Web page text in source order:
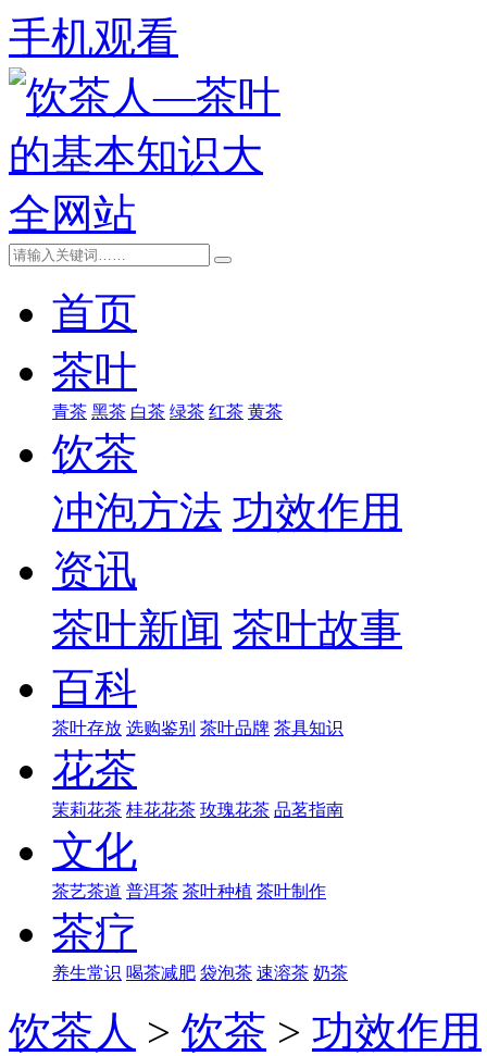
手机观看
首页
茶叶
青茶 黑茶 白茶 绿茶 红茶 黄茶
饮茶
冲泡方法 功效作用
资讯
茶叶新闻 茶叶故事
百科
茶叶存放 选购鉴别 茶叶品牌 茶具知识
花茶
茉莉花茶 桂花花茶 玫瑰花茶 品茗指南
文化
茶艺茶道 普洱茶 茶叶种植 茶叶制作
茶疗
养生常识 喝茶减肥 袋泡茶 速溶茶 奶茶
饮茶人 > 饮茶 > 功效作用